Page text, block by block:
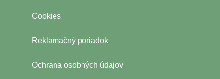
Cookies
Reklamačný poriadok
Ochrana osobných údajov